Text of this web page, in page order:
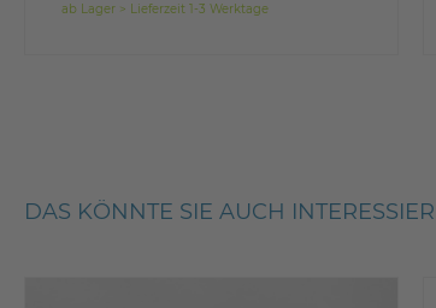
ab Lager > Lieferzeit 1-3 Werktage
DAS KÖNNTE SIE AUCH